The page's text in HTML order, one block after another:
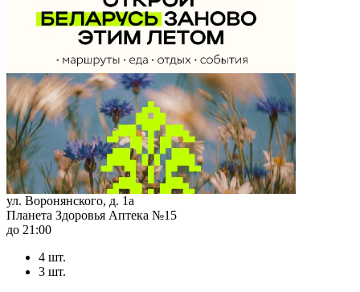
ул. Воронянского, д. 1а
Планета Здоровья Аптека №15
до 21:00
4 шт.
3 шт.